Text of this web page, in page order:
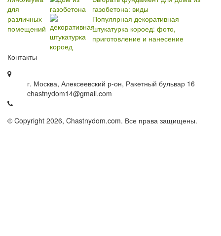
газобетона: виды
Популярная декоративная
штукатурка короед: фото,
приготовление и нанесение
Контакты
г. Москва, Алексеевский р-он, Ракетный бульвар 16
chastnydom14@gmail.com
© Copyright 2026, Chastnydom.com. Все права защищены.